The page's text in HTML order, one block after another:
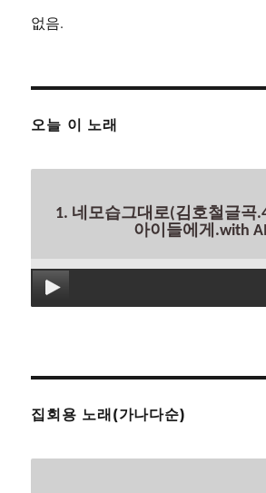
없음.
오늘 이 노래
1. 네모습그대로(김호철글곡
아이들에게.with
집회용 노래(가나다순)